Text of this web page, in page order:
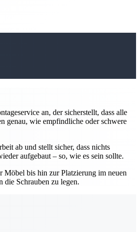
an, der sicherstellt, dass alle
genau, wie empfindliche oder schwere
ab und stellt sicher, dass nichts
aufgebaut – so, wie es sein sollte.
Möbel bis hin zur Platzierung im neuen
die Schrauben zu legen.